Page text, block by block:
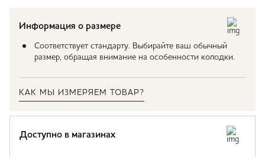
Информация о размере
Соответствует стандарту. Выбирайте ваш обычный
размер, обращая внимание на особенности колодки.
КАК МЫ ИЗМЕРЯЕМ ТОВАР?
Доступно в магазинах